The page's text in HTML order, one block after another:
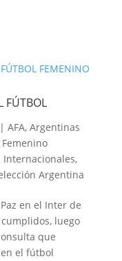
FÚTBOL
AFA, Argentinas
Internacionales,
Argentina
en el Inter de
luego
que
el fútbol